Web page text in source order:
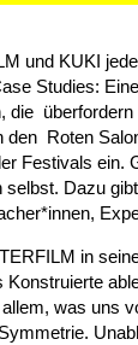
und KUKI
Studies:
die
Roten
Festivals ein.
Dazu
in
was uns